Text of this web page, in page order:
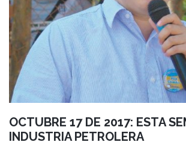
OCTUBRE 17 DE 2017: ESTA
INDUSTRIA PETROLERA